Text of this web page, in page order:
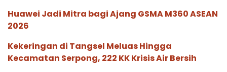
Huawei Jadi Mitra bagi Ajang GSMA M360 ASEAN
2026
Kekeringan di Tangsel Meluas Hingga
Kecamatan Serpong, 222 KK Krisis Air Bersih